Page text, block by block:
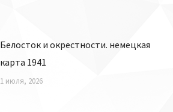
Белосток и окрестности. немецкая
карта 1941
1 июля, 2026